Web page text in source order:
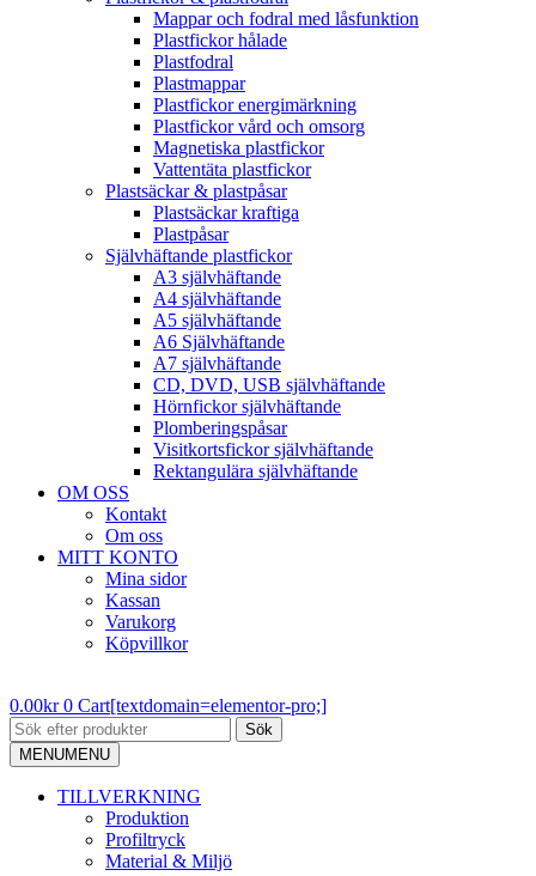
Mappar och fodral med låsfunktion
Plastfickor hålade
Plastfodral
Plastmappar
Plastfickor energimärkning
Plastfickor vård och omsorg
Magnetiska plastfickor
Vattentäta plastfickor
Plastsäckar & plastpåsar
Plastsäckar kraftiga
Plastpåsar
Självhäftande plastfickor
A3 självhäftande
A4 självhäftande
A5 självhäftande
A6 Självhäftande
A7 självhäftande
CD, DVD, USB självhäftande
Hörnfickor självhäftande
Plomberingspåsar
Visitkortsfickor självhäftande
Rektangulära självhäftande
OM OSS
Kontakt
Om oss
MITT KONTO
Mina sidor
Kassan
Varukorg
Köpvillkor
0.00kr 0 Cart[textdomain=elementor-pro;]
Sök
MENUMENU
TILLVERKNING
Produktion
Profiltryck
Material & Miljö